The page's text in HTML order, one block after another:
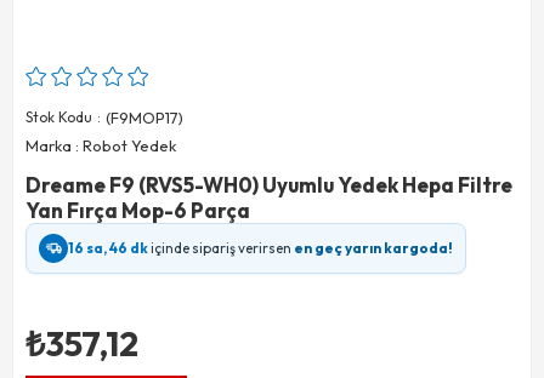
Stok Kodu
(F9MOP17)
Marka : Robot Yedek
Dreame F9 (RVS5-WH0) Uyumlu Yedek Hepa Filtre
Yan Fırça Mop-6 Parça
16 sa, 46 dkiçinde sipariş verirsen en geç yarın kargoda!
₺357,12